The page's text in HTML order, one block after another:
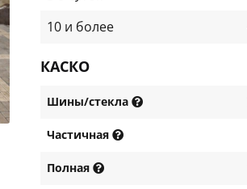
10 и более
КАСКО
Шины/стекла
Частичная
Полная